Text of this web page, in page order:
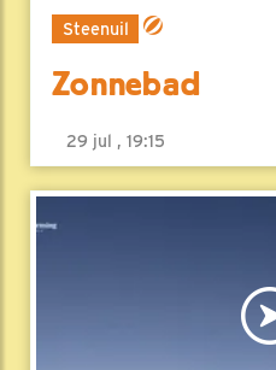
Steenuil
Zonnebad
29 jul , 19:15